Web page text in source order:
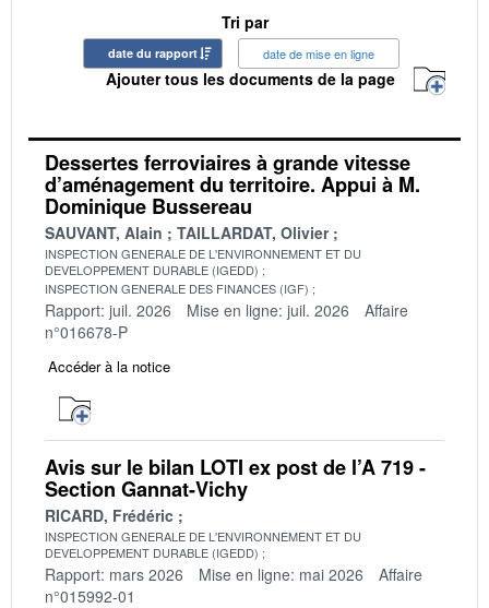
Tri par
date du rapport date de mise en ligne
Ajouter tous les documents de la page
Dessertes ferroviaires à grande vitesse
d’aménagement du territoire. Appui à M.
Dominique Bussereau
SAUVANT, Alain TAILLARDAT, Olivier
INSPECTION GENERALE DE L'ENVIRONNEMENT ET DU
DEVELOPPEMENT DURABLE (IGEDD)
INSPECTION GENERALE DES FINANCES (IGF)
Rapport: juil. 2026 Mise en ligne: juil. 2026
Affaire
n°016678-P
Accéder à la notice
Avis sur le bilan LOTI ex post de l’A 719 -
Section Gannat-Vichy
RICARD, Frédéric
INSPECTION GENERALE DE L'ENVIRONNEMENT ET DU
DEVELOPPEMENT DURABLE (IGEDD)
Rapport: mars 2026 Mise en ligne: mai 2026
Affaire
n°015992-01